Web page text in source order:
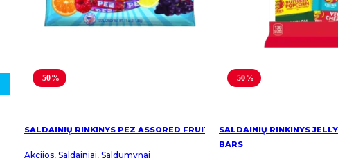
-50%
SALDAINIŲ RINKINYS PEZ ASSORED FRUIT
Akcijos, Saldainiai, Saldumynai
-50%
SALDAINIŲ RINKINYS
BARS